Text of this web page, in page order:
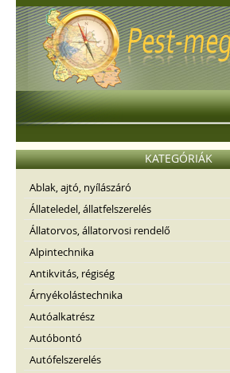
KATEGÓRIÁK
Ablak, ajtó, nyílászáró
Állateledel, állatfelszerelés
Állatorvos, állatorvosi rendelő
Alpintechnika
Antikvitás, régiség
Árnyékolástechnika
Autóalkatrész
Autóbontó
Autófelszerelés